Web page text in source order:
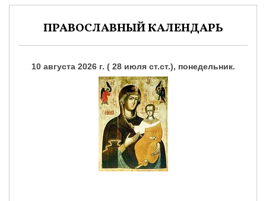
ПРАВОСЛАВНЫЙ КАЛЕНДАРЬ
10 августа 2026 г. ( 28 июля ст.ст.), понедельник.